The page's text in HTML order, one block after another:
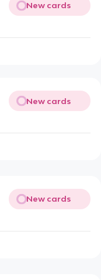
New cards
New cards
New cards